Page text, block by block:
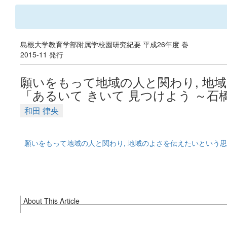
島根大学教育学部附属学校園研究紀要 平成26年度 巻
2015-11 発行
願いをもって地域の人と関わり, 地
「あるいて きいて 見つけよう ～
和田 律央
願いをもって地域の人と関わり, 地域のよさを伝えたいという
About This Article